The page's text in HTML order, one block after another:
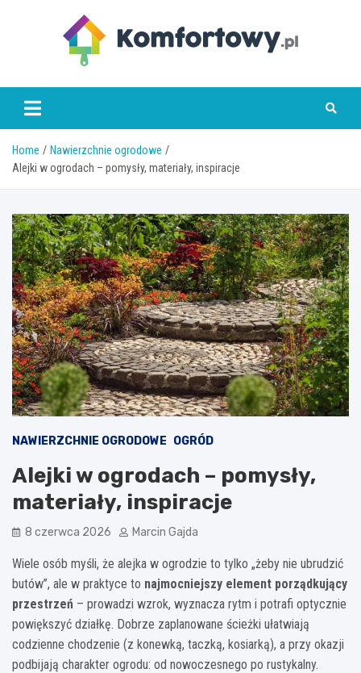
komfortowy.pl
Home
Nawierzchnie ogrodowe
Alejki w ogrodach – pomysły, materiały, inspiracje
NAWIERZCHNIE OGRODOWE OGRÓD
Alejki w ogrodach – pomysły,
materiały, inspiracje
8 czerwca 2026 Marcin Gajda
Wiele osób myśli, że alejka w ogrodzie to tylko „żeby nie ubrudzić
butów”, ale w praktyce to najmocniejszy element porządkujący
przestrzeń – prowadzi wzrok, wyznacza rytm i potrafi optycznie
powiększyć działkę. Dobrze zaplanowane ścieżki ułatwiają
codzienne chodzenie (z konewką, taczką, kosiarką), a przy okazji
podbijają charakter ogrodu: od nowoczesnego po rustykalny.